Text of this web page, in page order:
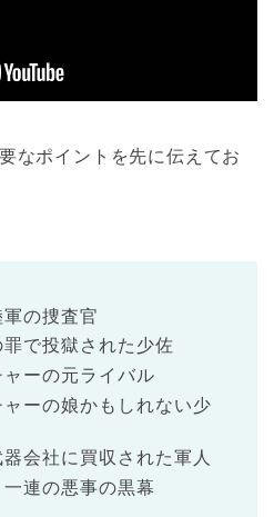
なポイントを先に伝えてお
の捜査官
で投獄された少佐
ーの元ライバル
ーの娘かもしれない少
会社に買収された軍人
連の悪事の黒幕